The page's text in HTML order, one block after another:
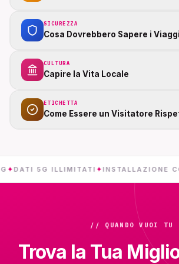
SICUREZZA
Cosa Dovrebbero Sapere i
CULTURA
Capire la Vita Locale
ETICHETTA
Come Essere un Visitatore
5G ILLIMITATI✦ INSTALLAZIONE CON UN
// QUANDO VUOI TU
Trova la Tua